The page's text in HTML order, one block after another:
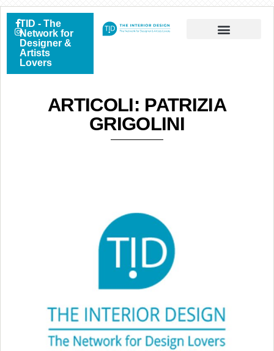
TID - The
Network for
Designer &
Artists
Lovers
ARTICOLI: PATRIZIA
GRIGOLINI